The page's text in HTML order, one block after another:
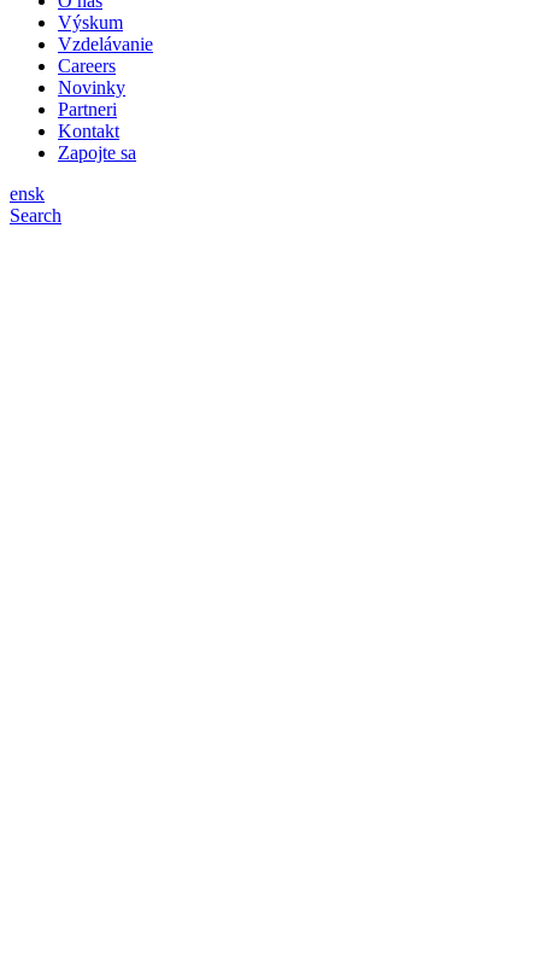
Výskum
Vzdelávanie
Careers
Novinky
Partneri
Kontakt
Zapojte sa
ensk
Search